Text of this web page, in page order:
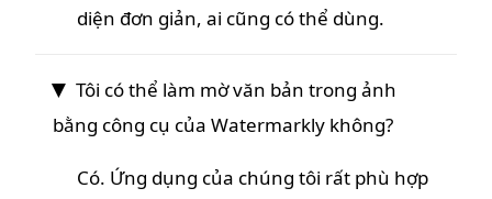
diện đơn giản, ai cũng có thể dùng.
Tôi có thể làm mờ văn bản trong ảnh
bằng công cụ của Watermarkly không?
Có. Ứng dụng của chúng tôi rất phù hợp